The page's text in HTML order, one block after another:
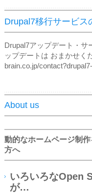
Drupal7移行サービス
Drupal7アップデート・サ
ップデートは おまかせく
brain.co.jp/
About us
動的なホームページ制
方へ
いろいろなOpen
が…